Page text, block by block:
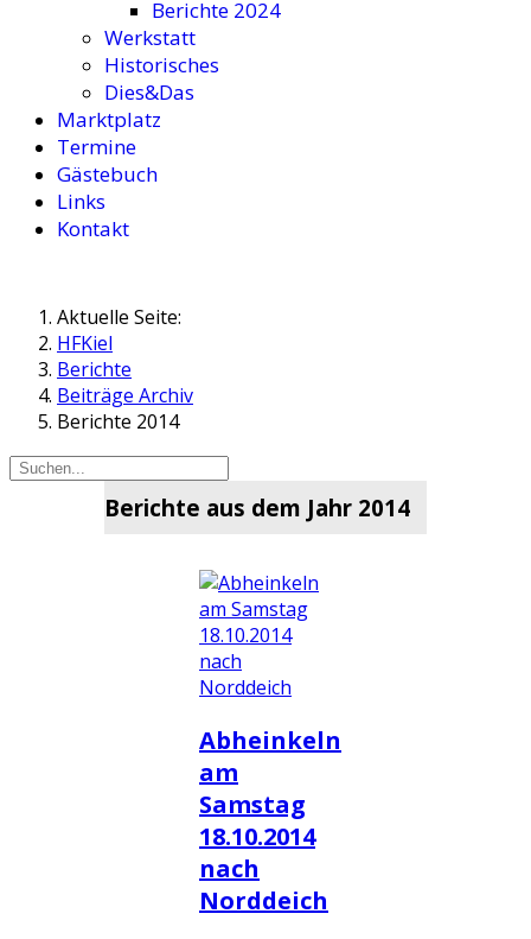
Berichte 2024
Werkstatt
Historisches
Dies&Das
Marktplatz
Termine
Gästebuch
Links
Kontakt
Aktuelle Seite:
HFKiel
Berichte
Beiträge Archiv
Berichte 2014
Berichte aus dem Jahr 2014
Abheinkeln
am
Samstag
18.10.2014
nach
Norddeich